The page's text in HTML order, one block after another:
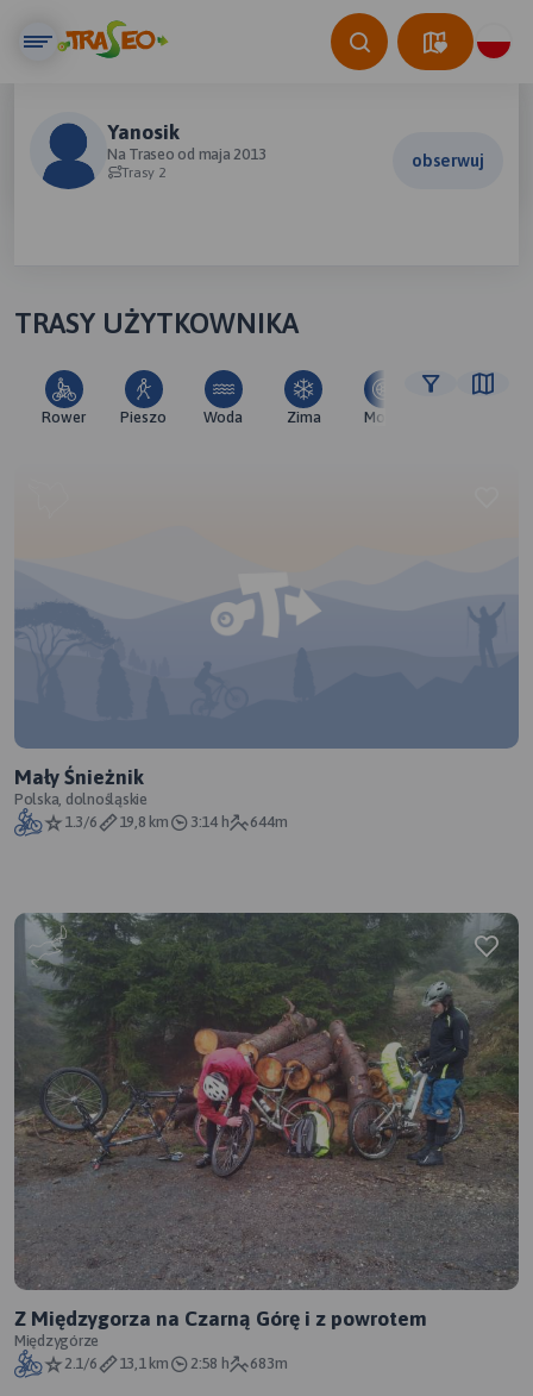
Yanosik
Na Traseo od maja 2013
Trasy 2
obserwuj
TRASY UŻYTKOWNIKA
Rower Pieszo Woda Zima Moto
Mały Śnieżnik
Polska, dolnośląskie
1.3/6
19,8 km 3:14 h 644m
Z Międzygorza na Czarną Górę i z powrotem
Międzygórze
2.1/6
13,1 km 2:58 h 683m